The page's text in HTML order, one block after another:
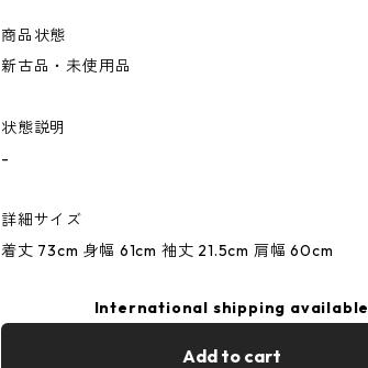
商品状態
新古品・未使用品
状態説明
-
詳細サイズ
着丈 73cm 身幅 61cm 袖丈 21.5cm 肩幅 60cm
International shipping available
Add to cart